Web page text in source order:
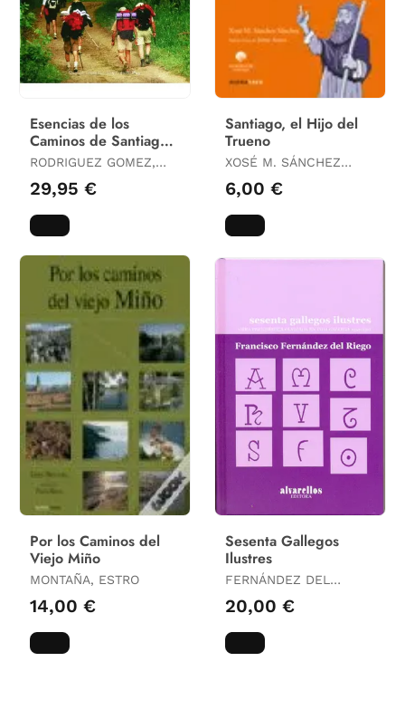
Esencias de los
Caminos de Santiago.
Camino Francés
RODRIGUEZ GOMEZ,
29,95 €
Santiago, el Hijo del
Trueno
XOSÉ M. SÁNCHEZ
6,00 €
Por los Caminos del
Viejo Miño
MONTAÑA, ESTRO
14,00 €
Sesenta Gallegos
Ilustres
FERNÁNDEZ DEL
20,00 €